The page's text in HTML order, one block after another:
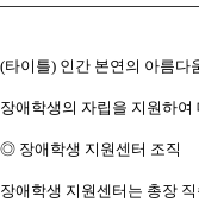
(타이틀) 인간 본연의 아름다
장애학생의 자립을 지원하
◎ 장애학생 지원센터 조직
장애학생 지원센터는 총장